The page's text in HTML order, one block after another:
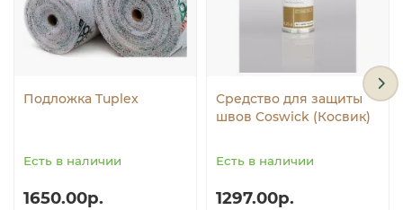
Подложка Tuplex
Есть в наличии
1650.00р.
Средство для защиты
швов Coswick (Косвик)
Есть в наличии
1297.00р.